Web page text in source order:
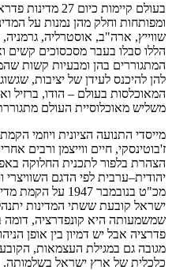
בעולם קיימות
ומפותחות וחלק מהן נמנות על
שווייץ, ארה"ב, אוסטרליה,
הללו סבלו בעבר מסכסוכים קשים
המתגוררים בהן ומבעיות קשות
להן להיכנס לעידן של יציבות,
המאוכלסות בעולם – הודו, ברזיל
משליש מאוכלוסיית העולם
מייסדי התנועה הציונית ויוזמי
ז'בוטינסקי, חיים ווייצמן ורבים
הצהרת בלפור לתכנית החלוקה
יהודית–ערבית לפי הדגם
מכ"ט בנובמבר
ישראל קובעת ששתי המדינות
שמשמעותה היא קונפדרציה, דומה
פדרציה אבל יש דמיון בין אופן
מגובה גם במגילת העצמאות,
כלכלית של ארץ ישראל בשלמותה.